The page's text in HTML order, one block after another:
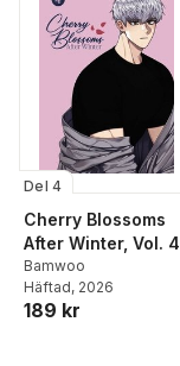
Del 4
Cherry Blossoms
After Winter, Vol. 4
Bamwoo
Häftad, 2026
189 kr